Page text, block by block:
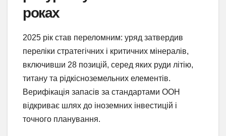
роках
2025 рік став переломним: уряд затвердив
переліки стратегічних і критичних мінералів,
включивши 28 позицій, серед яких руди літію,
титану та рідкісноземельних елементів.
Верифікація запасів за стандартами ООН
відкриває шлях до іноземних інвестицій і
точного планування.